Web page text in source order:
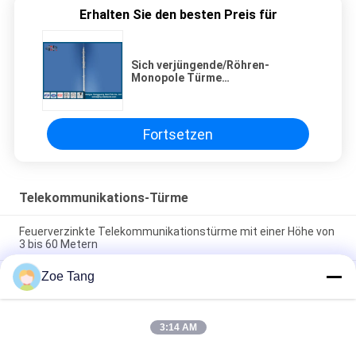
Erhalten Sie den besten Preis für
Sich verjüngende/Röhren-
Monopole Türme
Fortsetzen
Telekommunikations-Türme
Feuerverzinkte Telekommunikationstürme mit einer Höhe von
3 bis 60 Metern
Hot Dip Galvanized Telekommunikationsturm mit 345 MPA
Leistungsstärke
Telekommunikationsturm mit Windwiderstand von 100 km/h,
Lastkapazität von 20 Tonnen und Heißverzinkung für
Zoe Tang
3:14 AM